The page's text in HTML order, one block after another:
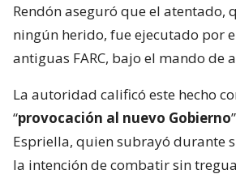
Rendón aseguró que el atentado,
ningún herido, fue ejecutado por
antiguas FARC, bajo el mando de
La autoridad calificó este hecho
“provocación al nuevo Gobierno
Espriella, quien subrayó durante
la intención de combatir sin